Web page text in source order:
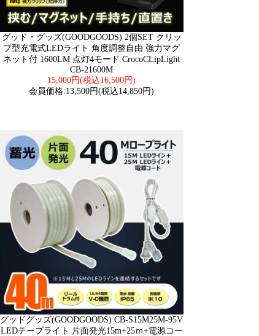
グッド・グッズ(GOODGOODS) 2個SET クリッ
プ型充電式LEDライト 角度調整自由 強力マグ
ネット付 1600LM 点灯4モード CrocoCLipLight
CB-21600M
15,000円(税込16,500円)
会員価格:13,500円(税込14,850円)
グッドグッズ(GOODGOODS) CB-S15M25M-95V
LEDテープライト 片面発光15m+25ｍ+電源コー